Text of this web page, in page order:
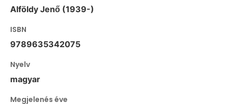
Alföldy Jenő (1939-)
ISBN
9789635342075
Nyelv
magyar
Megjelenés éve